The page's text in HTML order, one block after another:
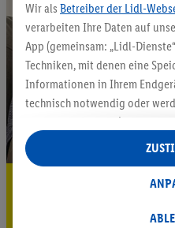
5.95 €
Jetzt zum
Wir als Betreiber der Lidl-
verarbeiten Ihre Daten auf
App (gemeinsam: „Lidl-
Techniken, mit denen eine
Informationen in Ihrem
technisch notwendig oder
auch durch Partner (u.a.
Verantwortliche; im
insgesamt
Statistik-Erstellung oder für
Datenverarbeitungen für